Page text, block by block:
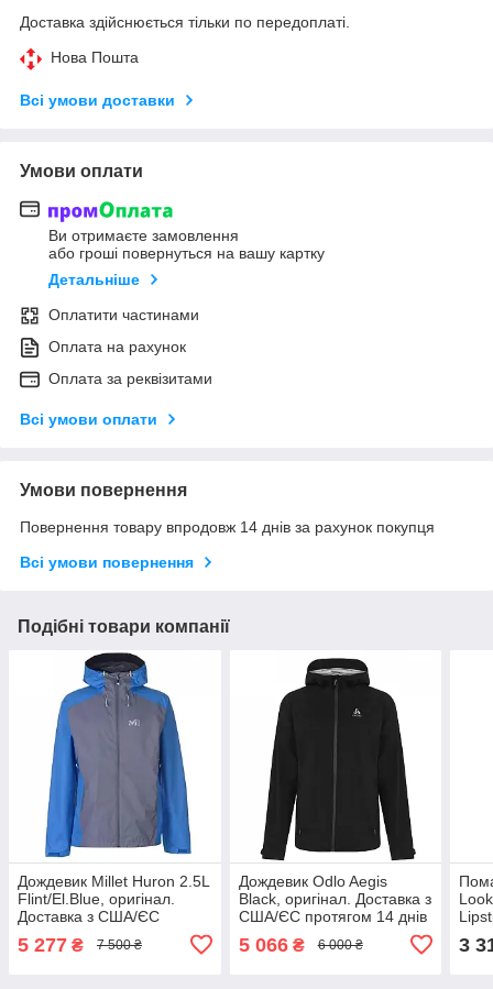
Доставка здійснюється тільки по передоплаті.
Нова Пошта
Всі умови доставки
Умови оплати
Ви отримаєте замовлення
або гроші повернуться на вашу картку
Детальніше
Оплатити частинами
Оплата на рахунок
Оплата за реквізитами
Всі умови оплати
Умови повернення
Повернення товару впродовж 14 днів за рахунок покупця
Всі умови повернення
Подібні товари компанії
Дождевик Millet Huron 2.5L
Flint/El.Blue, оригінал.
Доставка з США/ЄС
5 277 ₴ 7 500 ₴
Дождевик Odlo Aegis
Black, оригінал. Доставка з
США/ЄС протягом 14 днів
5 066₴ 6 000 ₴
ЄС
3